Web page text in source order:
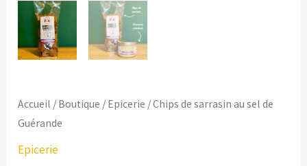
Accueil / Boutique / Epicerie / Chips de sarrasin au sel de
Guérande
Epicerie